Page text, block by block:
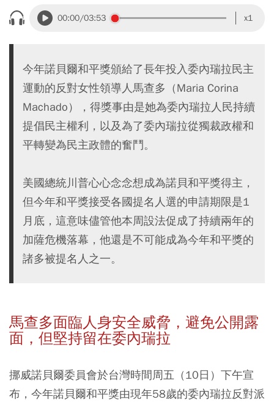
00:00/03:53 x1
今年諾貝爾和平獎頒給了長年投入委內瑞拉民主
運動的反對女性領導人馬查多（Maria Corina
Machado），得獎事由是她為委內瑞拉人民持續
提倡民主權利，以及為了委內瑞拉從獨裁政權和
平轉變為民主政體的奮鬥。
美國總統川普心心念念想成為諾貝和平獎得主，
但今年和平獎接受各國提名人選的申請期限是1
月底，這意味儘管他本周設法促成了持續兩年的
加薩危機落幕，他還是不可能成為今年和平獎的
諸多被提名人之一。
馬查多面臨人身安全威脅，避免公開露
面，但堅持留在委內瑞拉
挪威諾貝爾委員會於台灣時間周五（10日）下午宣
布，今年諾貝爾和平獎由現年58歲的委內瑞拉反對派